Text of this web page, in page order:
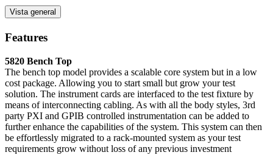
Vista general
Features
5820 Bench Top
The bench top model provides a scalable core system but in a low
cost package. Allowing you to start small but grow your test
solution. The instrument cards are interfaced to the test fixture by
means of interconnecting cabling. As with all the body styles, 3rd
party PXI and GPIB controlled instrumentation can be added to
further enhance the capabilities of the system. This system can then
be effortlessly migrated to a rack-mounted system as your test
requirements grow without loss of any previous investment